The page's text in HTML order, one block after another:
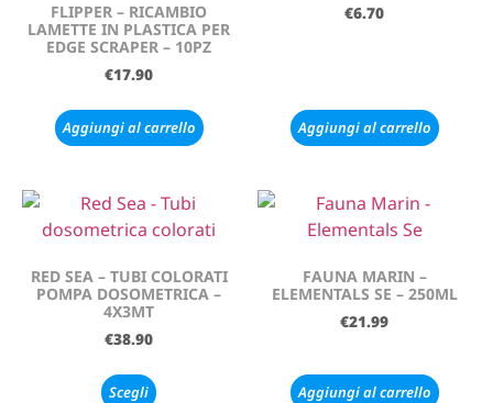
FLIPPER – RICAMBIO
LAMETTE IN PLASTICA PER
EDGE SCRAPER – 10PZ
€17.90
Aggiungi al carrello
€6.70
Aggiungi al carrello
RED SEA – TUBI COLORATI
POMPA DOSOMETRICA –
4X3MT
€38.90
Scegli
FAUNA MARIN –
ELEMENTALS SE – 250ML
€21.99
Aggiungi al carrello